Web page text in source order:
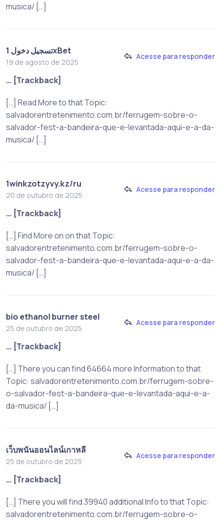
musica/ […]
تسجيل دخول 1xBet
19 de agosto de 2025
Acesse para responder
… [Trackback]
[…] Read More to that Topic:
salvadorentretenimento.com.br/ferrugem-sobre-o-
salvador-fest-a-bandeira-que-e-levantada-aqui-e-a-da-
musica/ […]
1winkzotzyvy.kz/ru
20 de outubro de 2025
Acesse para responder
… [Trackback]
[…] Find More on on that Topic:
salvadorentretenimento.com.br/ferrugem-sobre-o-
salvador-fest-a-bandeira-que-e-levantada-aqui-e-a-da-
musica/ […]
bio ethanol burner steel
25 de outubro de 2025
Acesse para responder
… [Trackback]
[…] There you can find 64664 more Information to that
Topic: salvadorentretenimento.com.br/ferrugem-sobre-
o-salvador-fest-a-bandeira-que-e-levantada-aqui-e-a-
da-musica/ […]
เว็บพนันออนไลน์เกาหลี
25 de outubro de 2025
Acesse para responder
… [Trackback]
[…] There you will find 39940 additional Info to that Topic:
salvadorentretenimento.com.br/ferrugem-sobre-o-